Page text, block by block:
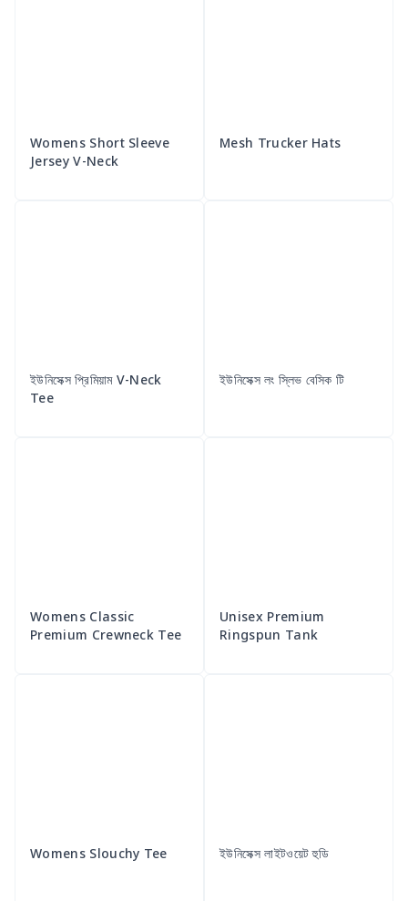
Womens Short Sleeve
Jersey V-Neck
Mesh Trucker Hats
ইউনিসেক্স প্রিমিয়াম V-Neck
Tee
ইউনিসেক্স লং স্লিভ বেসিক টি
Womens Classic
Premium Crewneck Tee
Unisex Premium
Ringspun Tank
Womens Slouchy Tee ইউনিসেক্স লাইটওয়েট হুডি